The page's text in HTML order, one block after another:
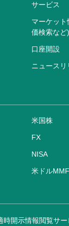
サービス
マーケッ
価検索など)
口座開設
ニュースリ
米国株
FX
NISA
米ドルMMF
時開示情報閲覧サー